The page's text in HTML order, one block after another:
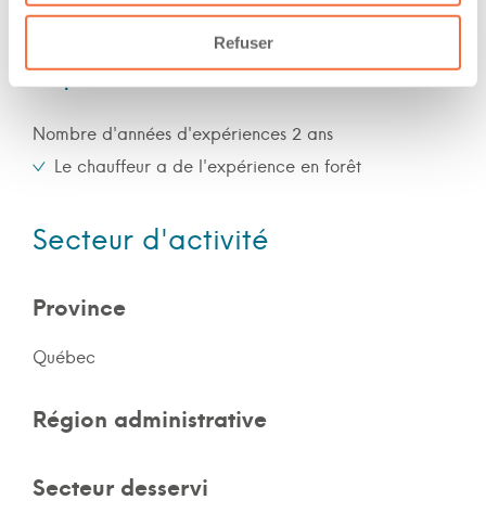
Refuser
Expérience
Nombre d'années d'expériences 2 ans
Le chauffeur a de l'expérience en forêt
Secteur d'activité
Province
Québec
Région administrative
Secteur desservi